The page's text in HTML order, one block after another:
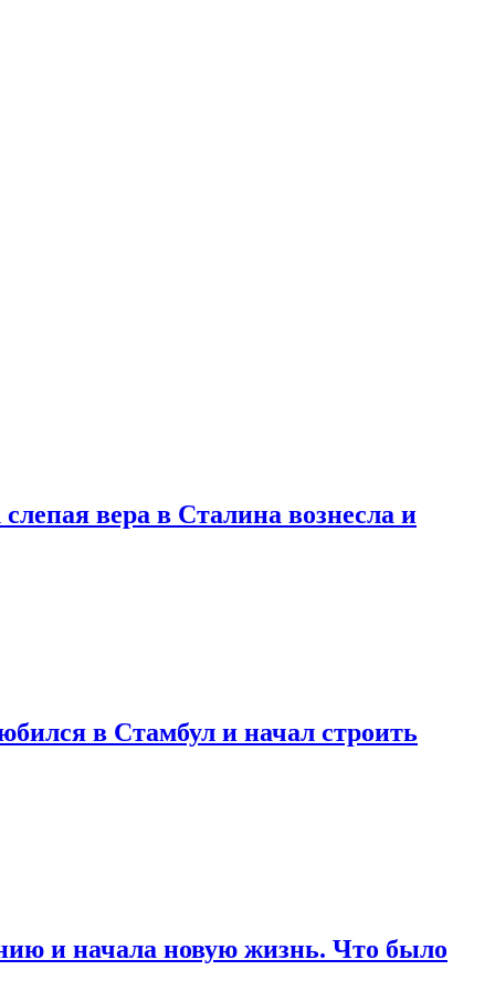
вера в Сталина вознесла и
в Стамбул и начал строить
и начала новую жизнь. Что было